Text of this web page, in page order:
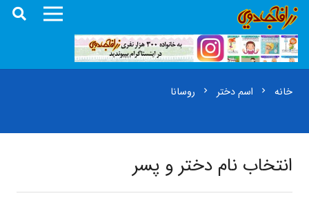
خانه chevron_right اسم دختر chevron_right روسانا
انتخاب نام دختر و پسر